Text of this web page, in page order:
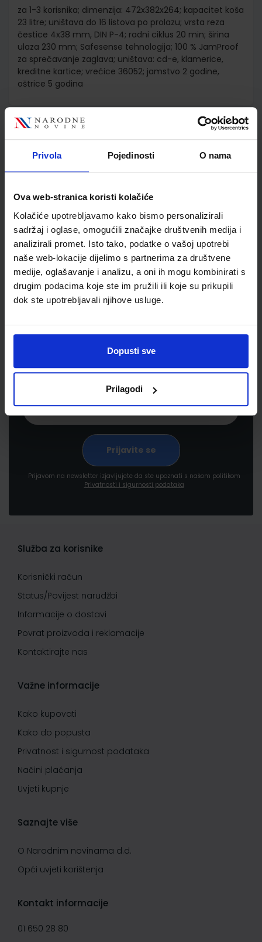
Privola Pojedinosti O nama
Ova web-stranica koristi kolačiće
Kolačiće upotrebljavamo kako bismo personalizirali
sadržaj i oglase, omogućili značajke društvenih medija i
analizirali promet. Isto tako, podatke o vašoj upotrebi
naše web-lokacije dijelimo s partnerima za društvene
medije, oglašavanje i analizu, a oni ih mogu kombinirati s
drugim podacima koje ste im pružili ili koje su prikupili
dok ste upotrebljavali njihove usluge.
Dopusti sve
Prilagodi
za 1-3 korisnika; dimenzija: 472x382x264; kapacitet koša
23 litre; uništava do 16 listova po prolazu; vrsta reza
čestice 4x38 mm, DIN P-4; radni ciklus 20 min; širina
ulaza 230 mm; Safesense tehnologija; 100 % JamProof
za sprečavanje zaglava; uništava: cd-e, klamerice,
kreditne kartice; vrećice 36052; jamstvo 2 godine,
oštrice 5 godina
Detalji proizvoda
Šifra proizvoda
899816
Jedinična mjera
Newsletter prijava
Prijavite se kako bi primali informacije o novim
pogodnostima
Prijavom na newsletter izjavljujete da ste upoznati s našom politikom
Privatnosti i sigurnosti podataka
Služba za korisnike
Korisnički račun
Status/Povijest narudžbi
Informacije o dostavi
Povrat proizvoda i reklamacije
Kontaktirajte nas
Važne informacije
Kako kupovati
Kako do popusta
Privatnost i sigurnost podataka
Načini plaćanja
Uvjeti kupnje
Saznajte više
O Narodnim novinama d.d.
Opći uvjeti korištenja
Kontakt informacije
01 650 28 80